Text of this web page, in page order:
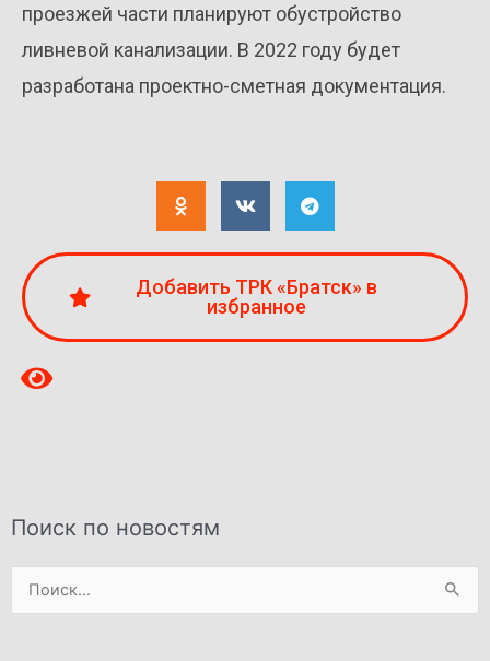
проезжей части планируют обустройство
ливневой канализации. В 2022 году будет
разработана проектно-сметная документация.
Добавить ТРК «Братск» в
избранное
Поиск по новостям
Поиск: